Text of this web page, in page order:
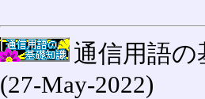
通信用語の
(27-May-2022)